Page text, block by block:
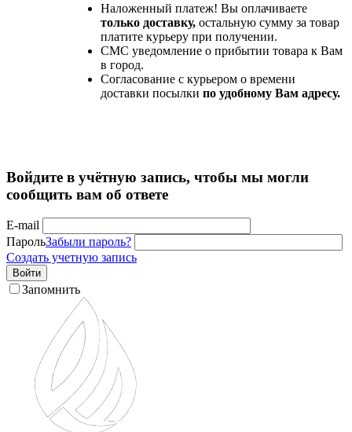
Наложенный платеж! Вы оплачиваете
только доставку, остальную сумму за товар
платите курьеру при получении.
СМС уведомление о прибытии товара к Вам
в город.
Согласование с курьером о времени
доставки посылки по удобному Вам адресу.
Войдите в учётную запись, чтобы мы могли
сообщить вам об ответе
E-mail
ПарольЗабыли пароль?
Создать учетную запись
Войти
Запомнить